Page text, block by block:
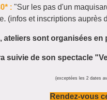
: "Sur les pas d'un
(infos et inscriptions auprès
ateliers sont organisées en
suivie de son spectacle
(exceptées les 2 dates
Rendez-vous